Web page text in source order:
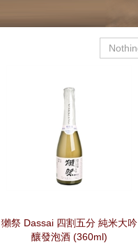
獺祭 Dassai 四割五分 純米大吟
釀發泡酒 (360ml)